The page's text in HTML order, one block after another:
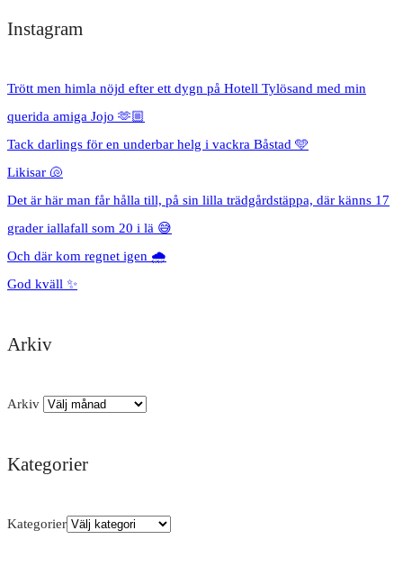
Instagram
Trött men himla nöjd efter ett dygn på Hotell Tylösand med min
querida amiga Jojo 🫶🏼
Tack darlings för en underbar helg i vackra Båstad 🩵
Likisar 🐚
Det är här man får hålla till, på sin lilla trädgårdstäppa, där känns 17
grader iallafall som 20 i lä 😅
Och där kom regnet igen 🌧️
God kväll ✨
Arkiv
Arkiv
Kategorier
Kategorier